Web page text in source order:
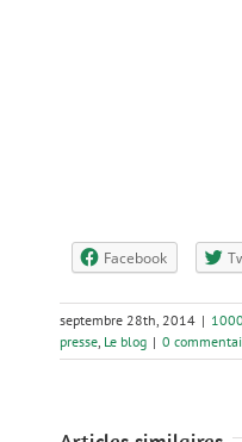
Facebook
septembre 28th, 2014 |
presse Le blog | 0